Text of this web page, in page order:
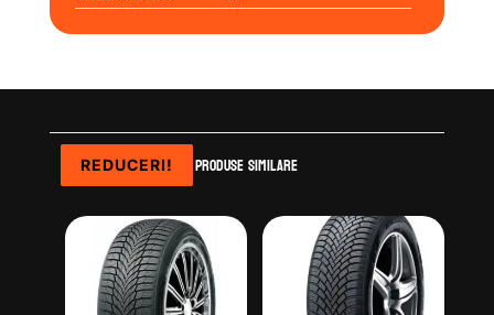
Produse similare
REDUCERI!
REDUCERI!
REDUCERI!
REDUCERI!